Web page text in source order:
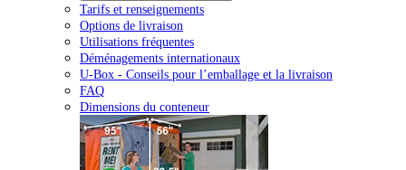
Tarifs et renseignements
Options de livraison
Utilisations fréquentes
Déménagements internationaux
U-Box - Conseils pour l’emballage et la livraison
FAQ
Dimensions du conteneur